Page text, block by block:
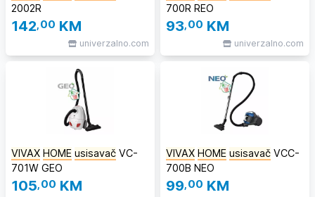
2002R
142,00 KM
univerzalno.com
700R REO
93,00 KM
univerzalno.com
VIVAX HOME usisavač VC-
701W GEO
105,00 KM
VIVAX HOME usisavač VCC-
700B NEO
99,00 KM